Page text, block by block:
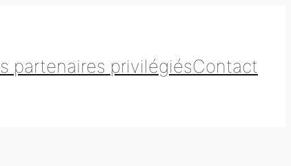
partenaires privilégiésContact